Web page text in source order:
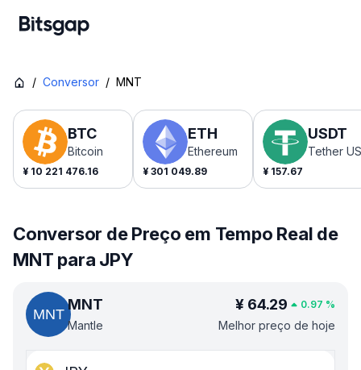
/ Conversor / MNT
BTC
Bitcoin
¥ 10 221 476.16
ETH
Ethereum
¥ 301 049.89
USDT
Tether
¥ 157.67
Conversor de Preço em Tempo Real de
MNT para JPY
MNT
Mantle
¥ 64.29 0.97 %
Melhor preço de hoje